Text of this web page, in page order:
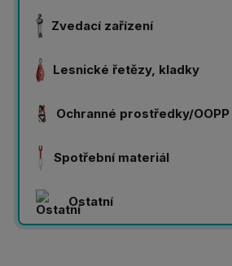
Zvedací zařízení
Lesnické řetězy, kladky
Ochranné prostředky/OOPP
Spotřební materiál
Ostatní